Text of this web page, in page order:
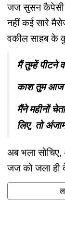
जज सुसन कैपेसी
नहीं कई सारे
वकील साहब के
मैं तुम्हें पीटने
काश तुम आज
मैंने महीनों
लिए, तो
अब भला
जज को जला ही